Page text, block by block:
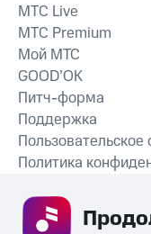
MTС Live
MTС Premium
Мой МТС
GOOD’OK
Питч-форма
Поддержка
Пользовательское
Политика